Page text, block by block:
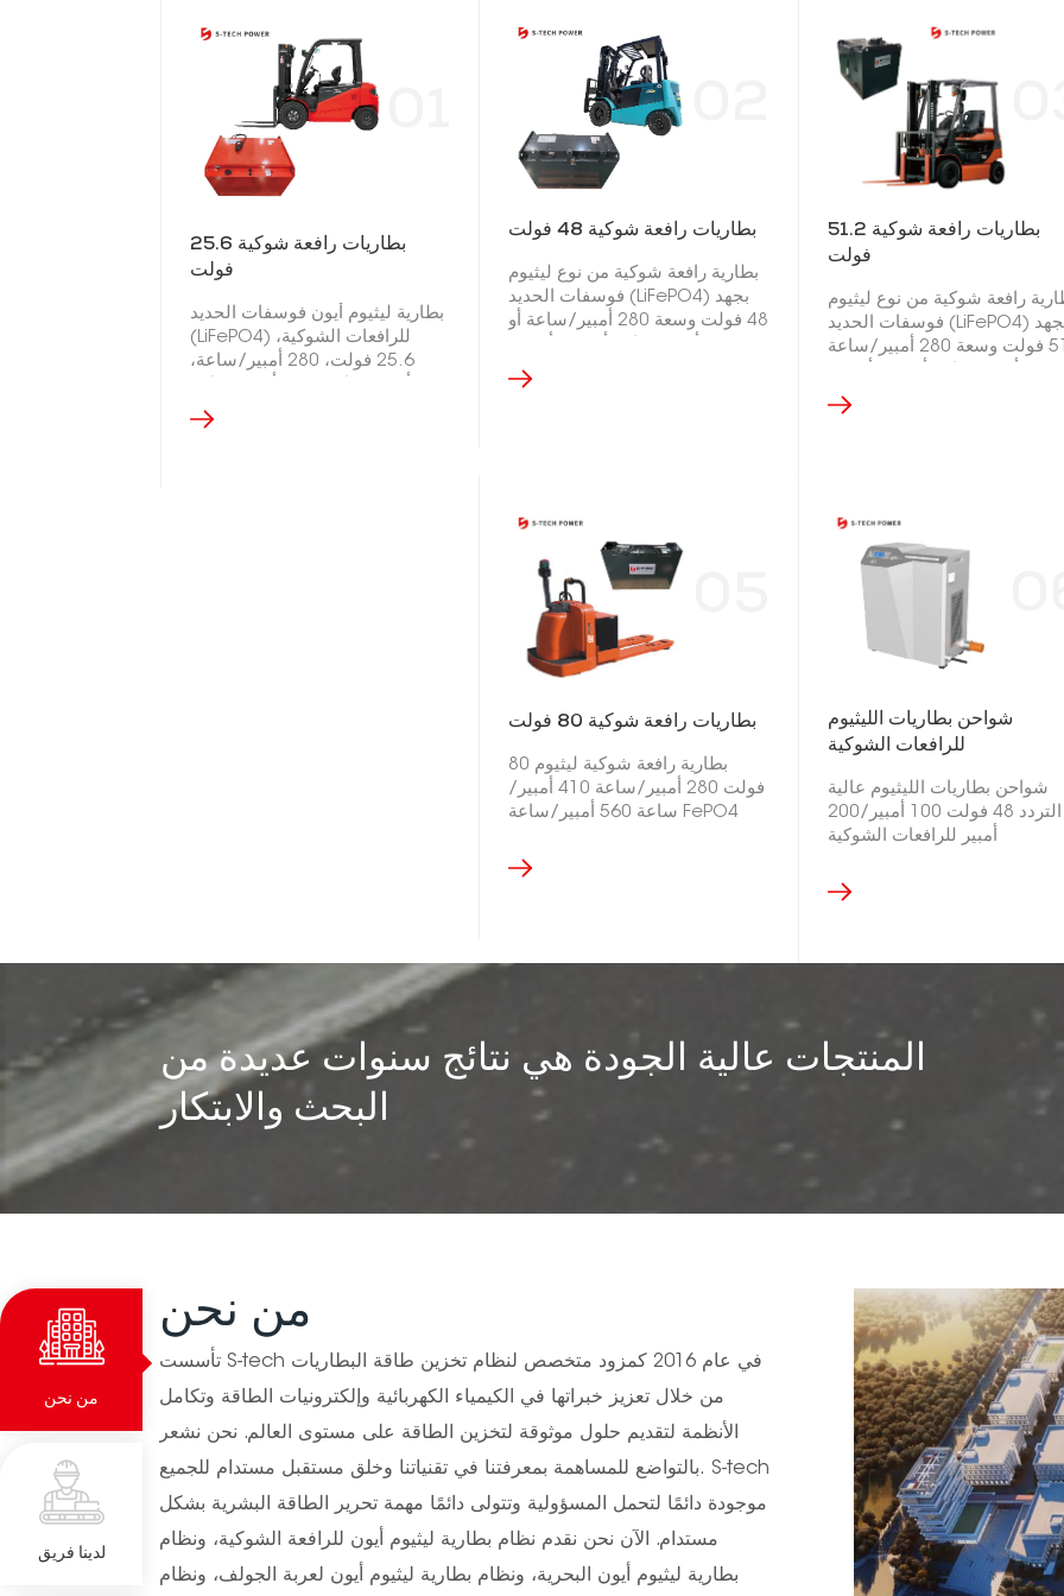
بطاريات رافعة شوكية 25.6
فولت
بطارية ليثيوم أيون فوسفات الحديد
(LiFePO4) للرافعات الشوكية،
25.6 فولت، 280 أمبير/ساعة،
بطاريات رافعة شوكية 48 فولت
بطارية رافعة شوكية من نوع ليثيوم
فوسفات الحديد (LiFePO4) بجهد
48 فولت وسعة 280 أمبير/ساعة أو
ساعة
بطاريات رافعة شوكية 51.2
فولت
رافعة شوكية من نوع ليثيوم
فوسفات الحديد (LiFePO4) بجهد
51.2 فولت وسعة 280 أمبير/ساعة
ساعة
بطاريات رافعة شوكية 80 فولت
بطارية رافعة شوكية ليثيوم 80
فولت 280 أمبير/ساعة 410 أمبير/
ساعة 560 أمبير/ساعة FePO4
شواحن بطاريات الليثيوم
للرافعات الشوكية
شواحن بطاريات الليثيوم عالية
التردد 48 فولت 100 أمبير/200
أمبير للرافعات الشوكية
المنتجات عالية الجودة هي نتائج سنوات عديدة من
البحث والابتكار
من نحن
لدينا فريق
من نحن
تأسست S-tech في عام 2016 كمزود متخصص لنظام تخزين طاقة البطاريات
من خلال تعزيز خبراتها في الكيمياء الكهربائية وإلكترونيات الطاقة وتكامل
الأنظمة لتقديم حلول موثوقة لتخزين الطاقة على مستوى العالم. نحن نشعر
بالتواضع للمساهمة بمعرفتنا في تقنياتنا وخلق مستقبل مستدام للجميع. S-tech
موجودة دائمًا لتحمل المسؤولية وتتولى دائمًا مهمة تحرير الطاقة البشرية بشكل
مستدام. الآن نحن نقدم نظام بطارية ليثيوم أيون للرافعة الشوكية، ونظام
بطارية ليثيوم أيون البحرية، ونظام بطارية ليثيوم أيون لعربة الجولف، ونظام
لدينا فريق